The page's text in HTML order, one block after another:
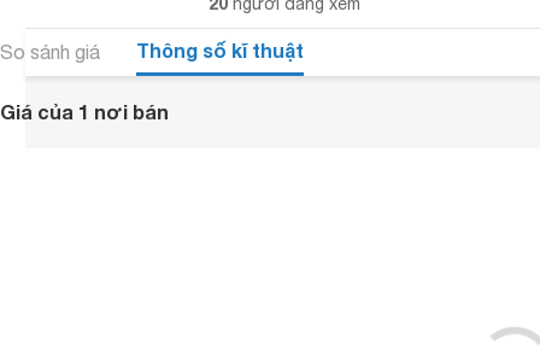
So sánh giá Thông số kĩ thuật
Giá của 1 nơi bán